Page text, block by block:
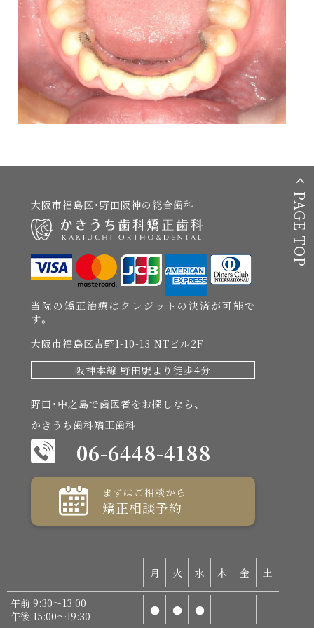
PAGE TOP
大阪市福島区・野田阪神の総合歯科
当院の矯正治療はクレジットの決済が可能で
す。
大阪市福島区吉野1-10-13 NTビル2F
阪神本線 野田駅より徒歩4分
野田・中之島で歯医者をお探しなら、
かきうち歯科矯正歯科
06-6448-4188
まずはご相談から
矯正相談予約
月 火 水 木 金 土
午前 9:30～13:00
午後 15:00～19:30
● ● ●